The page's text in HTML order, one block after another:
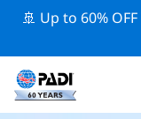
🚢 Up to 60%